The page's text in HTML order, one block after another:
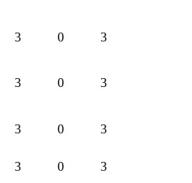
3 0 3
3 0 3
3 0 3
3 0 3